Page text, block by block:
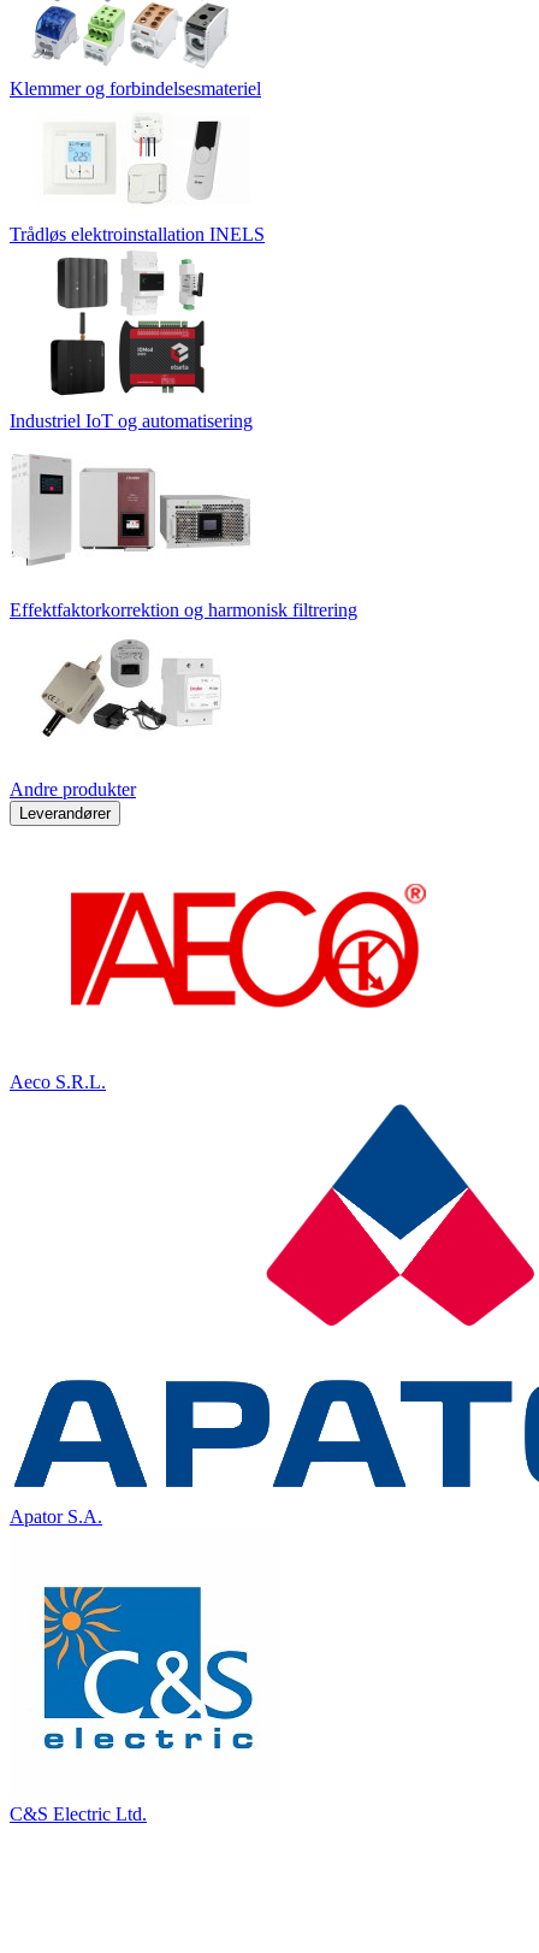
Klemmer og forbindelsesmateriel
Trådløs elektroinstallation INELS
Industriel IoT og automatisering
Effektfaktorkorrektion og harmonisk filtrering
Andre produkter
Leverandører
Aeco S.R.L.
Apator S.A.
C&S Electric Ltd.